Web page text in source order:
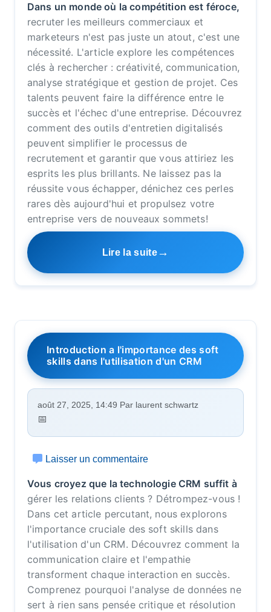
Dans un monde où la compétition est féroce,
recruter les meilleurs commerciaux et
marketeurs n'est pas juste un atout, c'est une
nécessité. L'article explore les compétences
clés à rechercher : créativité, communication,
analyse stratégique et gestion de projet. Ces
talents peuvent faire la différence entre le
succès et l'échec d'une entreprise. Découvrez
comment des outils d'entretien digitalisés
peuvent simplifier le processus de
recrutement et garantir que vous attiriez les
esprits les plus brillants. Ne laissez pas la
réussite vous échapper, dénichez ces perles
rares dès aujourd'hui et propulsez votre
entreprise vers de nouveaux sommets!
Lire la suite
Introduction a l'importance des soft
skills dans l'utilisation d'un CRM
août 27, 2025, 14:49 Par laurent schwartz
Laisser un commentaire
Vous croyez que la technologie CRM suffit à
gérer les relations clients ? Détrompez-vous !
Dans cet article percutant, nous explorons
l'importance cruciale des soft skills dans
l'utilisation d'un CRM. Découvrez comment la
communication claire et l'empathie
transforment chaque interaction en succès.
Comprenez pourquoi l'analyse de données ne
sert à rien sans pensée critique et résolution